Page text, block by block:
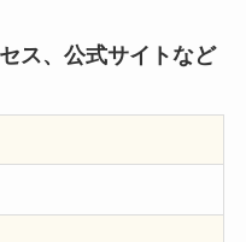
ス、公式サイトなど